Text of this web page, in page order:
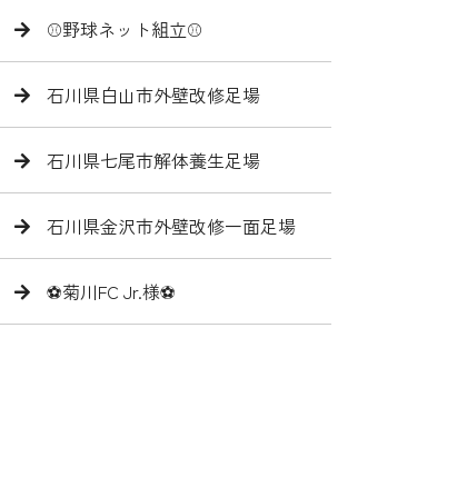
⚾️野球ネット組立⚾️
石川県白山市外壁改修足場
石川県七尾市解体養生足場
石川県金沢市外壁改修一面足場
⚽️菊川FC Jr.様⚽️